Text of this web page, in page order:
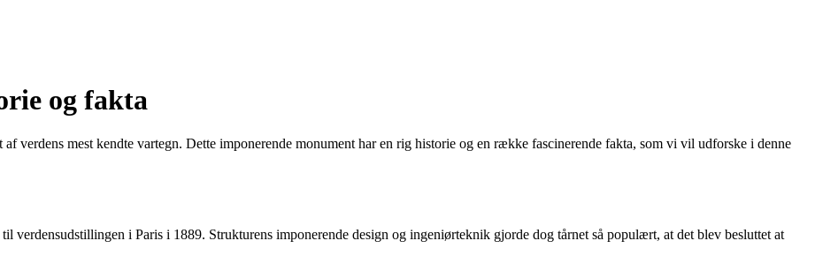
og fakta
verdens mest kendte vartegn. Dette imponerende monument har en rig historie og en række fascinerende fakta, som vi vil udforske i denne
i Paris i 1889. Strukturens imponerende design og ingeniørteknik gjorde dog tårnet så populært, at det blev besluttet at